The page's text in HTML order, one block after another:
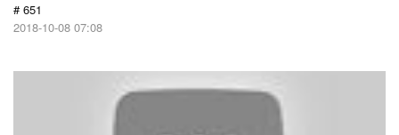
# 651
2018-10-08 07:08